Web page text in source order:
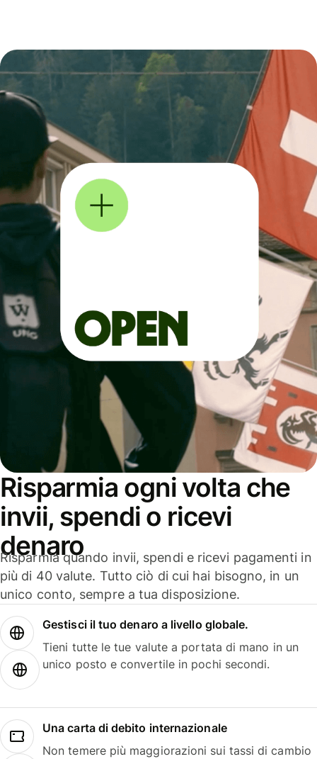
Risparmia ogni volta che
invii, spendi o ricevi
denaro
Risparmia quando invii, spendi e ricevi pagamenti in
più di 40 valute. Tutto ciò di cui hai bisogno, in un
unico conto, sempre a tua disposizione.
Gestisci il tuo denaro a livello globale.
Tieni tutte le tue valute a portata di mano in un
unico posto e convertile in pochi secondi.
Una carta di debito internazionale
Non temere più maggiorazioni sui tassi di cambio